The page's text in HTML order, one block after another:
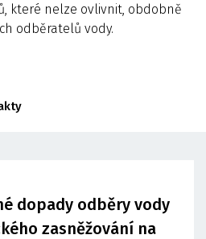
které nelze ovlivnit, obdobně
odběratelů vody.
dopady odběry vody
zasněžování na